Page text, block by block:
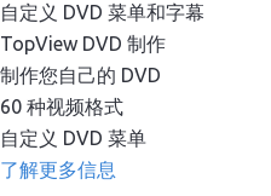
自定义 DVD 菜单和字幕
TopView DVD 制作
制作您自己的 DVD
60 种视频格式
自定义 DVD 菜单
了解更多信息